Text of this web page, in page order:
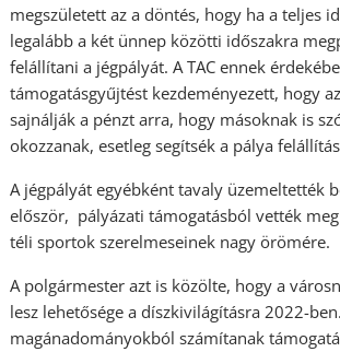
megszületett az a döntés, hogy ha a teljes
legalább a két ünnep közötti időszakra
felállítani a jégpályát. A TAC ennek
támogatásgyűjtést kezdeményezett, hogy
sajnálják a pénzt arra, hogy másoknak is
okozzanak, esetleg segítsék a pálya
A jégpályát egyébként tavaly üzemeltették
először, pályázati támogatásból vették
téli sportok szerelmeseinek nagy örömére.
A polgármester azt is közölte, hogy a
lesz lehetősége a díszkivilágításra 2022-
magánadományokból számítanak